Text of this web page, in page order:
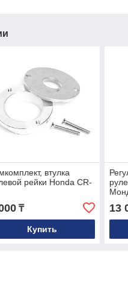
втулка
рейки Honda CR-
₸
Купить
13